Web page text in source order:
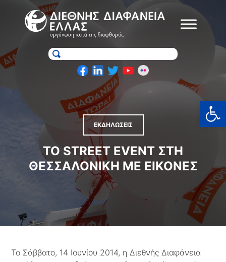
content
ΕΚΔΗΛΩΣΕΙΣ
ΤΟ STREET EVENT ΣΤΗ
ΘΕΣΣΑΛΟΝΊΚΗ ΜΕ ΕΙΚΌΝΕΣ
Το Σάββατο, 14 Ιουνίου 2014, η Διεθνής Διαφάνεια